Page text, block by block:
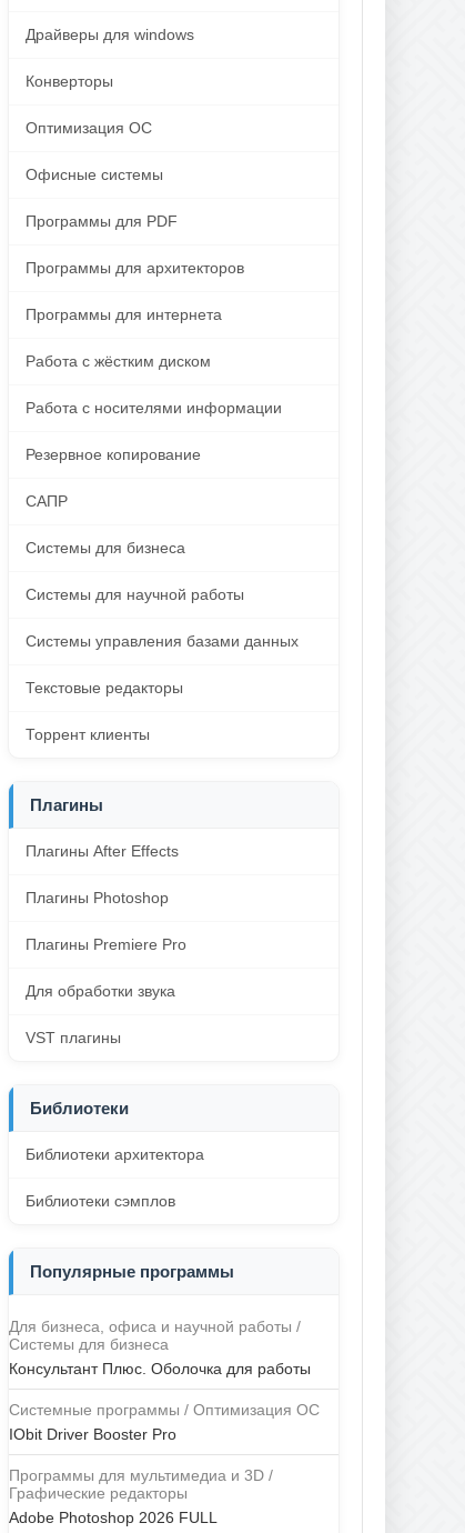
Драйверы для windows
Конверторы
Оптимизация ОС
Офисные системы
Программы для PDF
Программы для архитекторов
Программы для интернета
Работа с жёстким диском
Работа с носителями информации
Резервное копирование
САПР
Системы для бизнеса
Системы для научной работы
Системы управления базами данных
Текстовые редакторы
Торрент клиенты
Плагины
Плагины After Effects
Плагины Photoshop
Плагины Premiere Pro
Для обработки звука
VST плагины
Библиотеки
Библиотеки архитектора
Библиотеки сэмплов
Популярные программы
Для бизнеса, офиса и научной работы /
Системы для бизнеса
Консультант Плюс. Оболочка для работы
Системные программы / Оптимизация ОС
IObit Driver Booster Pro
Программы для мультимедиа и 3D /
Графические редакторы
Adobe Photoshop 2026 FULL